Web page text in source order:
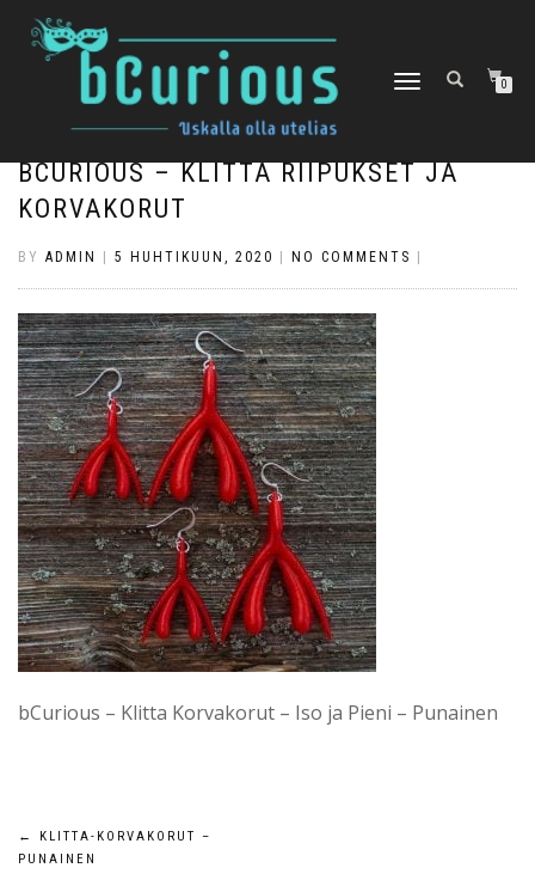
TOGGLE
0
BCURIOUS – KLITTA RIIPUKSET JA
KORVAKORUT
BY ADMIN 5 HUHTIKUUN, 2020 NO COMMENTS
bCurious – Klitta Korvakorut – Iso ja Pieni – Punainen
Artikkelien
←
KLITTA-KORVAKORUT –
PUNAINEN